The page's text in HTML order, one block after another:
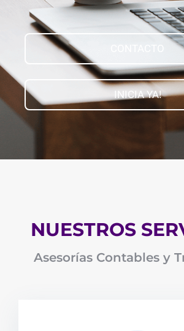
INICIA YA!
NUESTROS
Asesorías Contables y